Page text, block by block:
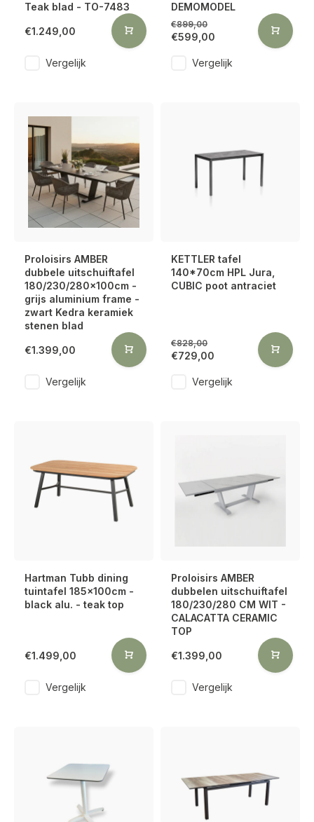
Teak blad - TO-7483
€1.249,00
Vergelijk
DEMOMODEL
€899,00
€599,00
Vergelijk
Proloisirs AMBER
dubbele uitschuiftafel
180/230/280x100cm -
grijs aluminium frame -
zwart Kedra keramiek
stenen blad
€1.399,00
Vergelijk
KETTLER tafel
140*70cm HPL Jura,
CUBIC poot antraciet
€828,00
€729,00
Vergelijk
Hartman Tubb dining
tuintafel 185x100cm -
black alu. - teak top
€1.499,00
Vergelijk
Proloisirs AMBER
dubbelen uitschuiftafel
180/230/280 CM WIT -
CALACATTA CERAMIC
TOP
€1.399,00
Vergelijk